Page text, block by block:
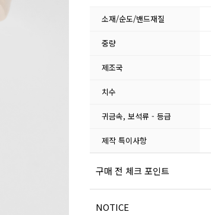
소재/순도/밴드재질
중량
제조국
치수
귀금속, 보석류 - 등급
제작 특이사항
구매 전 체크 포인트
NOTICE